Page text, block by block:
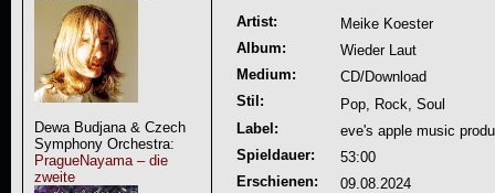
Dewa Budjana & Czech
Symphony Orchestra:
PragueNayama – die
zweite
Artist:
Meike Koester
Album:
Wieder Laut
Medium:
CD/Download
Stil:
Pop, Rock, Soul
Label:
eve's apple music
Spieldauer:
53:00
Erschienen:
09.08.2024